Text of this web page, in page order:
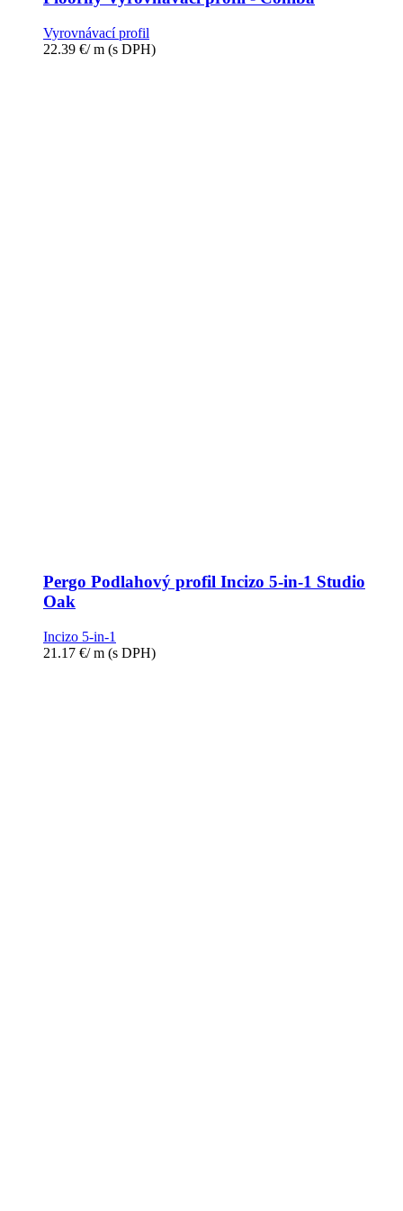
Vyrovnávací profil
22.39 €/ m (s DPH)
Pergo Podlahový profil Incizo 5-in-1 Studio
Oak
Incizo 5-in-1
21.17 €/ m (s DPH)